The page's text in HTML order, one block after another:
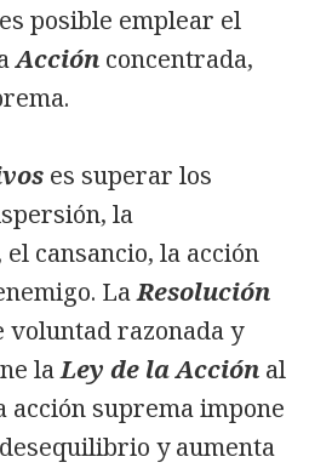
posible emplear el
Acción concentrada,
es superar los
la
cansancio, la acción
LaResolución
voluntad razonada y
laLey de la Acción al
acción suprema impone
y aumenta